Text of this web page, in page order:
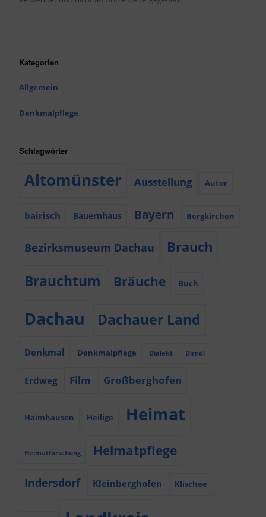
Kategorien
Allgemein
Denkmalpflege
Schlagwörter
Altomünster Ausstellung Autor
bairisch Bauernhaus Bayern Bergkirchen
Bezirksmuseum Dachau Brauch
Brauchtum Bräuche Buch
Dachau Dachauer Land
Denkmal Denkmalpflege Dialekt Dirndl
Erdweg Film Großberghofen
Haimhausen Heilige Heimat
Heimatforschung Heimatpflege
Indersdorf Kleinberghofen Klischee